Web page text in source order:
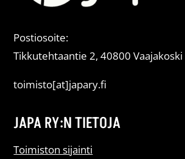
Postiosoite:
Tikkutehtaantie 2, 40800 Vaajakoski
toimisto[at]japary.fi
JAPA RY:N TIETOJA
Toimiston sijainti